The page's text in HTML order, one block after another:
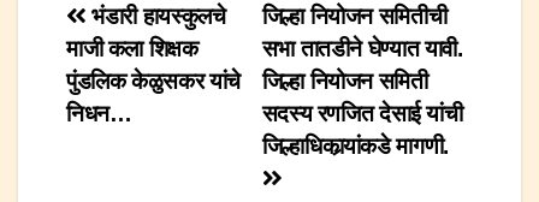
Post
navigation
जिल्हा नियोजन समितीची
सभा तातडीने घेण्यात यावी.
जिल्हा नियोजन समिती
सदस्य रणजित देसाई यांची
जिल्हाधिकार्‍यांकडे मागणी.
भंडारी हायस्कुलचे
माजी कला शिक्षक
पुंडलिक केळुसकर यांचे
निधन…